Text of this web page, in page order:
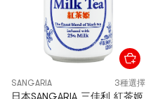
SANGARIA 3種選擇
日本SANGARIA 三佳利 紅茶姬